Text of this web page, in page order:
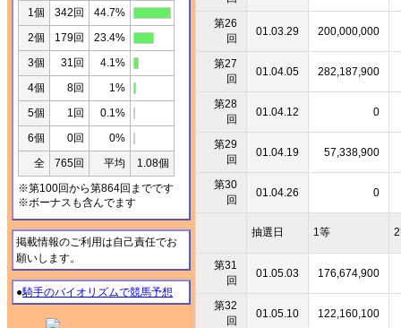
1個
342回
44.7%
2個
179回
23.4%
3個
31回
4.1%
4個
8回
1%
5個
1回
0.1%
6個
0回
0%
全
765回 平均
1.08個
※第100回から第864回までです
※ボーナスも含んでます
掲載情報のご利用は自己責任でお
願いします。
●騎手のバイオリズムで競馬予想
第26
回
01.03.29 200,000,000
第27
回
01.04.05 282,187,900
第28
回
01.04.12 0
第29
回
01.04.19 57,338,900
第30
回
01.04.26 0
抽選日 1等
第31
回
01.05.03 176,674,900
第32
回
01.05.10 122,160,100